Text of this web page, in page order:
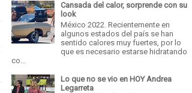
Cansada del calor, sorprende con su
look
México 2022. Recientemente en
algunos estados del país se han
sentido calores muy fuertes, por lo
que es necesario estarse hidratando
co...
Lo que no se vio en HOY Andrea
Legarreta